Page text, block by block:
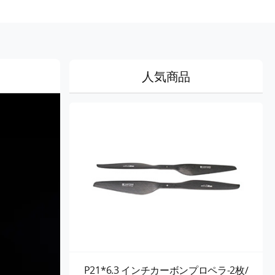
人気商品
P21*6.3 インチカーボンプロペラ-2枚/